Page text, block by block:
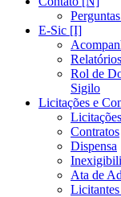
E-Sic [I]
Rol de
Sigilo
Licitações e
Licitações
Contratos
Dispensa
Ata de